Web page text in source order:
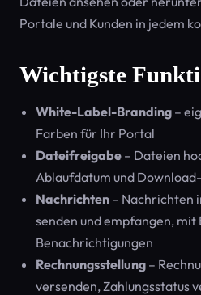
Portale und Kunden in jedem
Wichtigste
White-Label-Branding –
Farben für Ihr Portal
Dateifreigabe – Dateien
Ablaufdatum und
Nachrichten – Nachrichten
senden und empfangen, mit
Benachrichtigungen
Rechnungsstellung –
versenden, Zahlungsstatus